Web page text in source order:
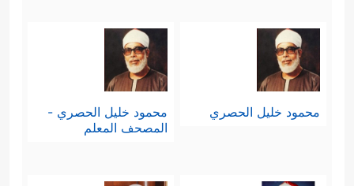
محمود خليل الحصري
محمود خليل الحصري -
المصحف المعلم